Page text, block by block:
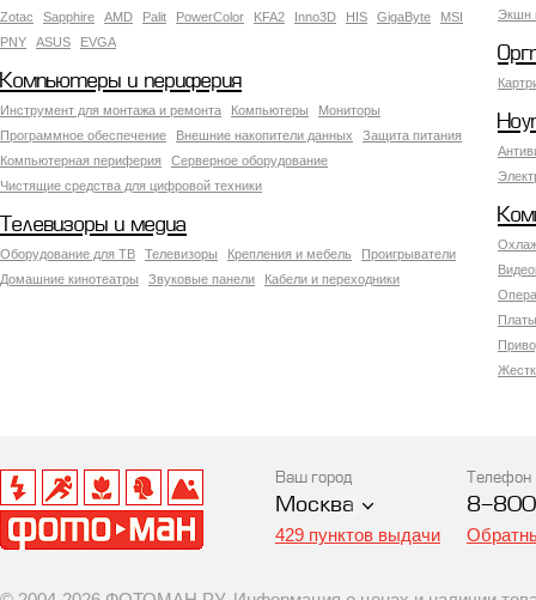
Экшн
Zotac Sapphire AMD Palit PowerColor KFA2 Inno3D HIS GigaByte
MSI
PNY
ASUS EVGA
Компьютеры и периферия
Инструмент для монтажа и ремонта Компьютеры
Мониторы
Программное обеспечение
Внешние накопители данных
Защита питания
Компьютерная периферия
Серверное оборудование
Чистящие средства для цифровой техники
Телевизоры и медиа
Оборудование для ТВ Телевизоры Крепления и мебель
Проигрыватели
Домашние кинотеатры
Звуковые панели Кабели и переходники
Ваш город
Москва
429 пунктов выдачи
Телефон
8-